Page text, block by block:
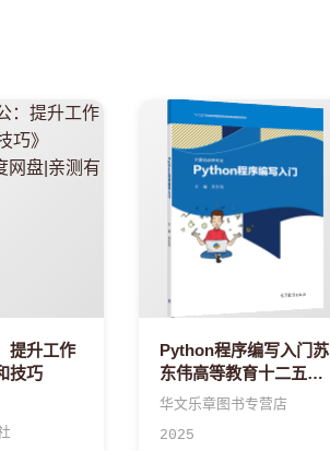
提升工作
技巧
Python程序编写入门苏
东伟高等教育十二五职
业教育规划教材配套教
华文乐章图书专营店
2025